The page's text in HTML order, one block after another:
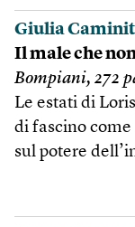
Giulia
Il male che non
Bompiani, 272
Le estati di
di fascino
sul potere